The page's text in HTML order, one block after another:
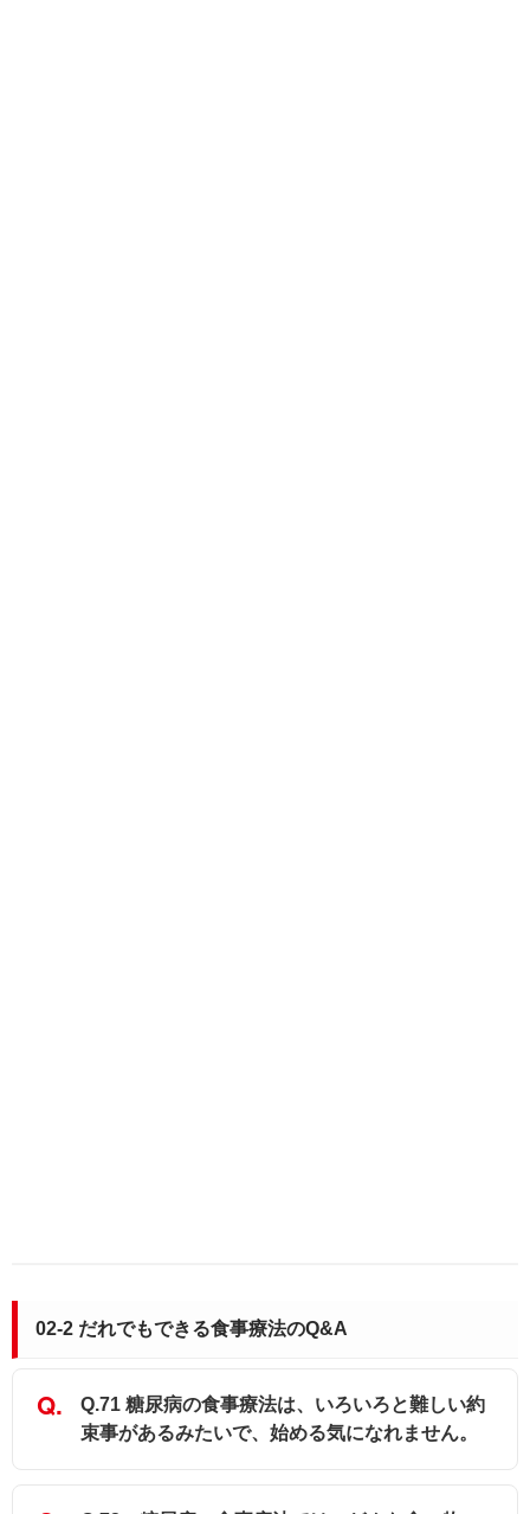
02-2 だれでもできる食事療法のQ&A
Q.71 糖尿病の食事療法は、いろいろと難しい約
束事があるみたいで、始める気になれません。